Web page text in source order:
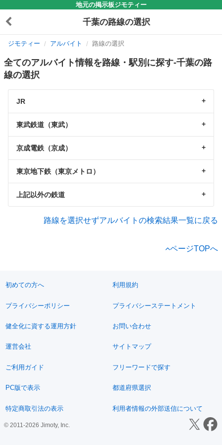
地元の掲示板ジモティー
千葉の路線の選択
ジモティー アルバイト 路線の選択
全てのアルバイト情報を路線・駅別に探す-千葉の路
線の選択
JR
東武鉄道（東武）
京成電鉄（京成）
東京地下鉄（東京メトロ）
上記以外の鉄道
路線を選択せずアルバイトの検索結果一覧に戻る
ページTOPへ
初めての方へ 利用規約
プライバシーポリシー プライバシーステートメント
健全化に資する運用方針 お問い合わせ
運営会社 サイトマップ
ご利用ガイド フリーワードで探す
PC版で表示 都道府県選択
特定商取引法の表示 利用者情報の外部送信について
© 2011-2026 Jimoty, Inc.